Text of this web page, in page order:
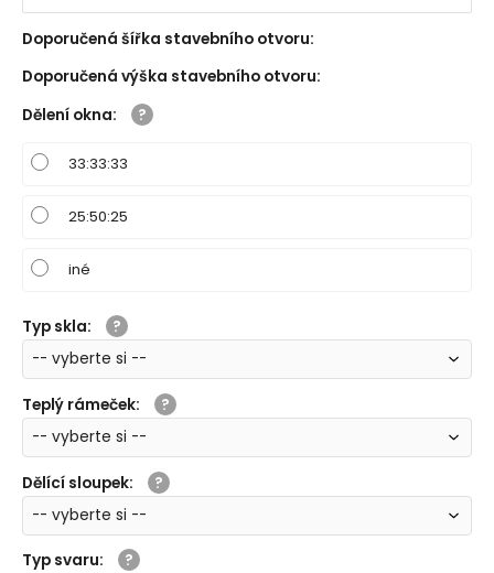
Doporučená šířka stavebního otvoru:
Doporučená výška stavebního otvoru:
Dělení okna:
33:33:33
25:50:25
iné
Typ skla:
Teplý rámeček:
Dělící sloupek:
Typ svaru: